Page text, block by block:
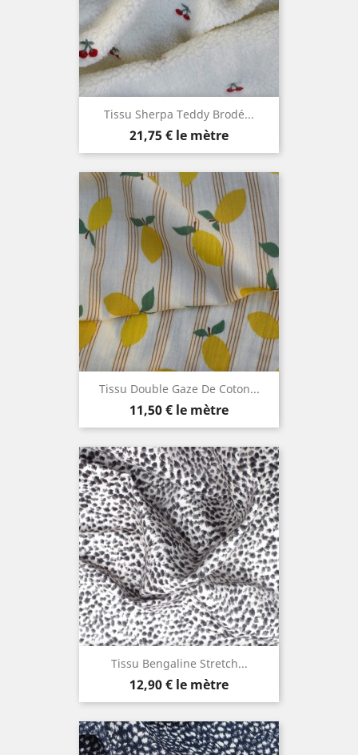
Tissu Sherpa Teddy Brodé...
Prix
21,75 € le mètre
Tissu Double Gaze De Coton...
Prix
11,50 € le mètre
Tissu Bengaline Stretch...
Prix
12,90 € le mètre